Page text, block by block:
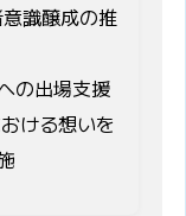
識醸成の推
の出場支援
ける想いを